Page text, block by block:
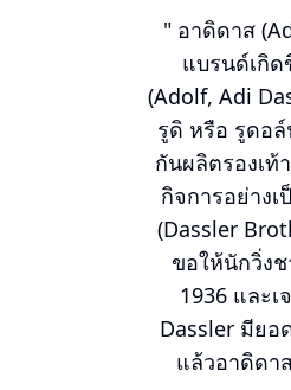
" อาดิดาส
แบรนด์เกิ
(Adolf, Adi
รูดิ หรือ รูดอ
กันผลิตรองเท้
กิจการอย่าง
(Dassler
ขอให้นักวิ่ง
1936 และ
Dassler มียอ
แล้วอาดิดา